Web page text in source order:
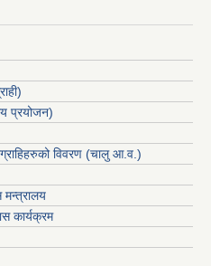
प्रयोजन)
विवरण (चालु आ.व.)
मन्त्रालय
कार्यक्रम